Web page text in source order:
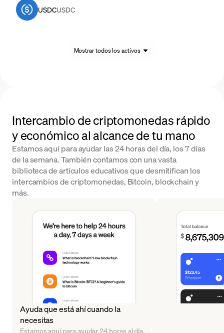
USDCUSDC
Mostrar todos los activos
Intercambio de criptomonedas rápido
y económico al alcance de tu mano
Estamos aquí para ayudar las 24 horas del día, los 7 días
de la semana. También contamos con una vasta
biblioteca de artículos educativos que desmitifican los
intercambios de criptomonedas, Bitcoin, blockchain y
más.
Ayuda que está ahí cuando la
necesitas
Estamos aquí para ayudar 24 horas al día,